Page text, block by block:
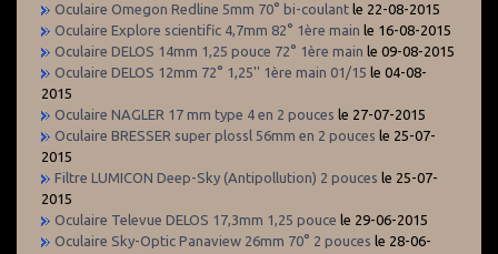
Oculaire Omegon Redline 5mm 70° bi-coulant le 22-08-2015
Oculaire Explore scientific 4,7mm 82° 1ère main le 16-08-2015
Oculaire DELOS 14mm 1,25 pouce 72° 1ère main le 09-08-2015
Oculaire DELOS 12mm 72° 1,25'' 1ère main 01/15 le 04-08-
2015
Oculaire NAGLER 17 mm type 4 en 2 pouces le 27-07-2015
Oculaire BRESSER super plossl 56mm en 2 pouces le 25-07-
2015
Filtre LUMICON Deep-Sky (Antipollution) 2 pouces le 25-07-
2015
Oculaire Televue DELOS 17,3mm 1,25 pouce le 29-06-2015
Oculaire Sky-Optic Panaview 26mm 70° 2 pouces le 28-06-